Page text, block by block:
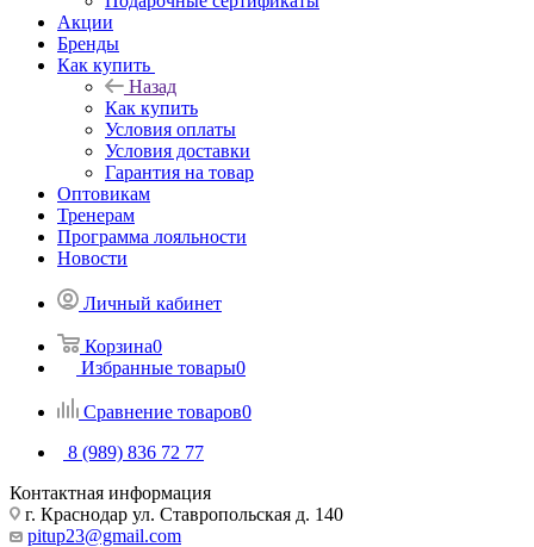
Акции
Бренды
Как купить
Назад
Как купить
Условия оплаты
Условия доставки
Гарантия на товар
Оптовикам
Тренерам
Программа лояльности
Новости
Личный кабинет
Корзина0
Избранные товары0
Сравнение товаров0
8 (989) 836 72 77
Контактная информация
г. Краснодар ул. Ставропольская д. 140
pitup23@gmail.com